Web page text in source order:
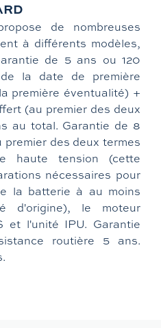
de nombreuses
à différents modèles,
de 5 ans ou 120
la date de première
première éventualité) +
(au premier des deux
au total. Garantie de 8
des deux termes
haute tension (cette
nécessaires pour
la batterie à au moins
d'origine), le moteur
et l'unité IPU. Garantie
routière 5 ans.